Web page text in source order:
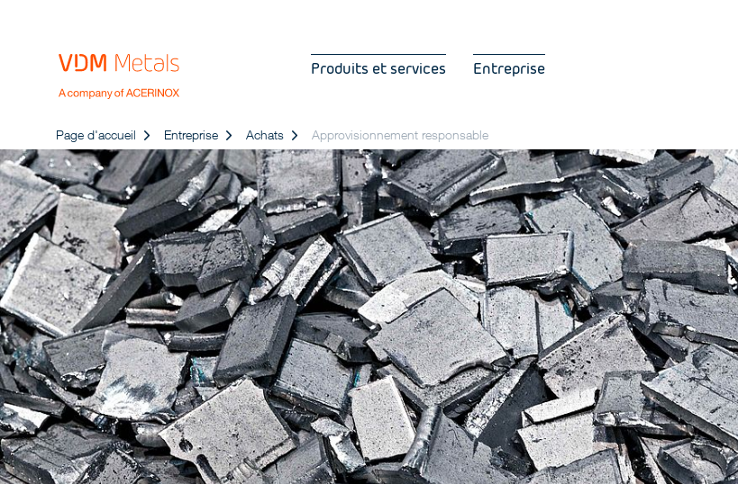
Produits et services Entreprise
Page d'accueil Entreprise Achats Approvisionnement responsable